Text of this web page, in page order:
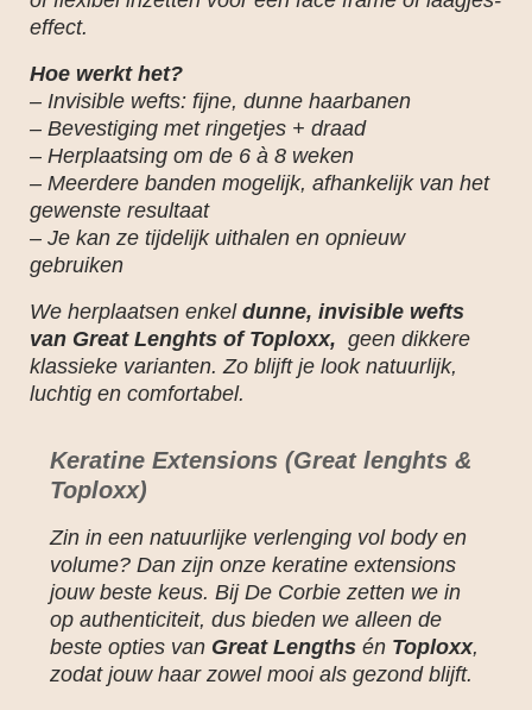
effect.
Hoe werkt het?
– Invisible wefts: fijne, dunne haarbanen
– Bevestiging met ringetjes + draad
– Herplaatsing om de 6 à 8 weken
– Meerdere banden mogelijk, afhankelijk van het
gewenste resultaat
– Je kan ze tijdelijk uithalen en opnieuw
gebruiken
We herplaatsen enkel dunne, invisible wefts
van Great Lenghts of Toploxx, geen dikkere
klassieke varianten. Zo blijft je look natuurlijk,
luchtig en comfortabel.
Keratine Extensions (Great lenghts &
Toploxx)
Zin in een natuurlijke verlenging vol body en
volume? Dan zijn onze keratine extensions
jouw beste keus. Bij De Corbie zetten we in
op authenticiteit, dus bieden we alleen de
beste opties van Great Lengths én Toploxx,
zodat jouw haar zowel mooi als gezond blijft.